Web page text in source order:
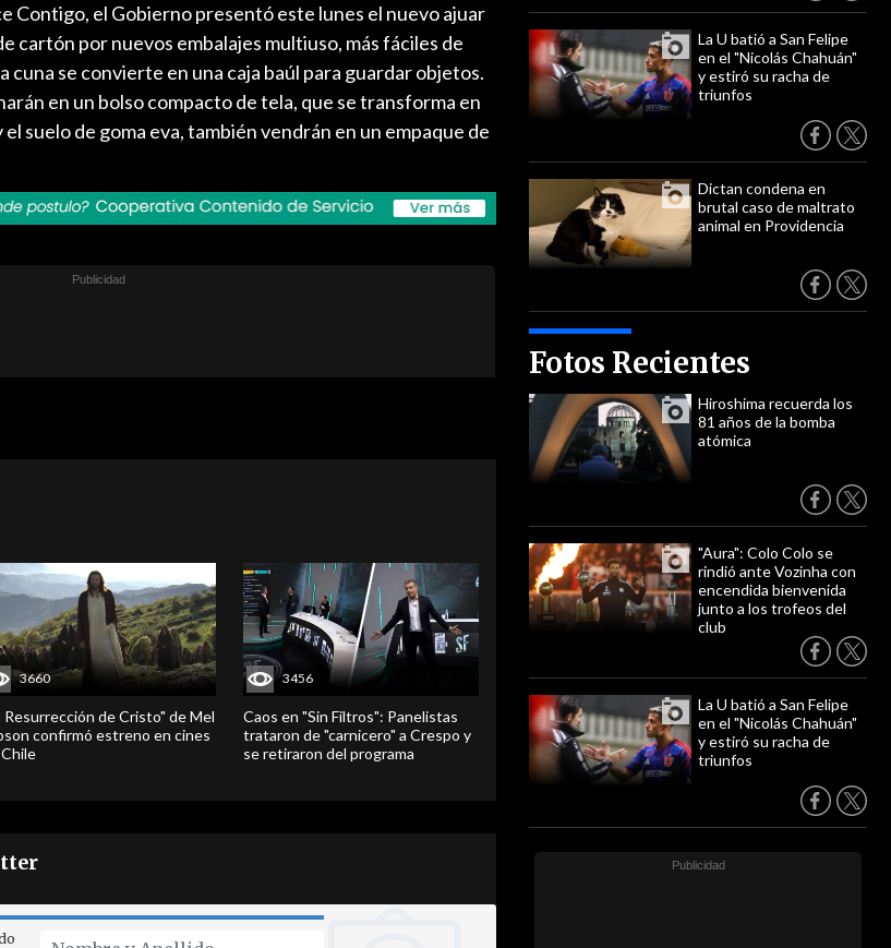
La U batió a San Felipe
en el "Nicolás Chahuán"
y estiró su racha de
triunfos
Dictan condena en
brutal caso de maltrato
animal en Providencia
Fotos Recientes
Hiroshima recuerda los
81 años de la bomba
atómica
"Aura": Colo Colo se
rindió ante Vozinha con
encendida bienvenida
junto a los trofeos del
club
La U batió a San Felipe
en el "Nicolás Chahuán"
y estiró su racha de
triunfos
Contigo, el Gobierno presentó este lunes el nuevo ajuar
cartón por nuevos embalajes multiuso, más fáciles de
cuna se convierte en una caja baúl para guardar objetos.
en un bolso compacto de tela, que se transforma en
suelo de goma eva, también vendrán en un empaque de
3660
Resurrección de Cristo" de Mel
confirmó estreno en cines
3456
Caos en "Sin Filtros": Panelistas
trataron de "carnicero" a Crespo y
se retiraron del programa